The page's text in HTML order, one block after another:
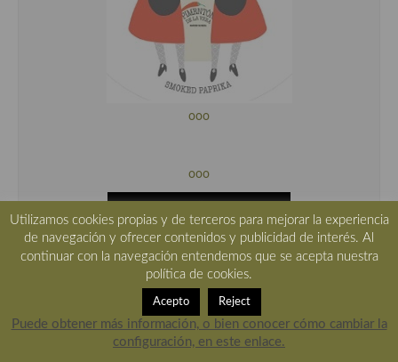
ooo
ooo
Utilizamos cookies propias y de terceros para mejorar la experiencia
de navegación y ofrecer contenidos y publicidad de interés. Al
continuar con la navegación entendemos que se acepta nuestra
política de cookies.
Acepto Reject
Puede obtener más información, o bien conocer cómo cambiar la
configuración, en este enlace.